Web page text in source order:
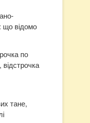
що відомо
по
тане,